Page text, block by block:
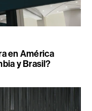
en América
y Brasil?